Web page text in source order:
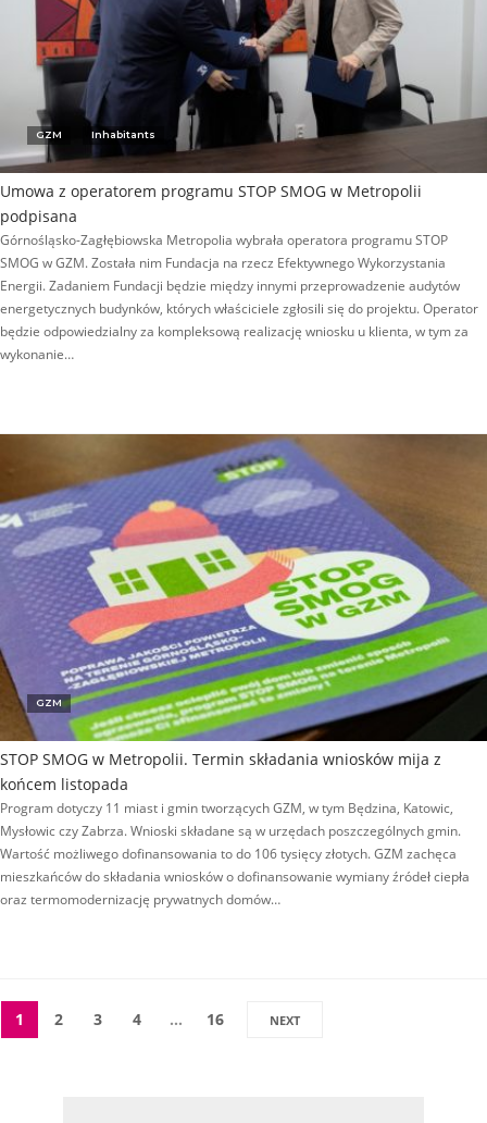
GZM Inhabitants
Umowa z operatorem programu STOP SMOG w Metropolii
podpisana
Górnośląsko-Zagłębiowska Metropolia wybrała operatora programu STOP
SMOG w GZM. Została nim Fundacja na rzecz Efektywnego Wykorzystania
Energii. Zadaniem Fundacji będzie między innymi przeprowadzenie audytów
energetycznych budynków, których właściciele zgłosili się do projektu. Operator
będzie odpowiedzialny za kompleksową realizację wniosku u klienta, w tym za
wykonanie…
GZM
STOP SMOG w Metropolii. Termin składania wniosków mija z
końcem listopada
Program dotyczy 11 miast i gmin tworzących GZM, w tym Będzina, Katowic,
Mysłowic czy Zabrza. Wnioski składane są w urzędach poszczególnych gmin.
Wartość możliwego dofinansowania to do 106 tysięcy złotych. GZM zachęca
mieszkańców do składania wniosków o dofinansowanie wymiany źródeł ciepła
oraz termomodernizację prywatnych domów…
1 2 3 4 … 16 NEXT